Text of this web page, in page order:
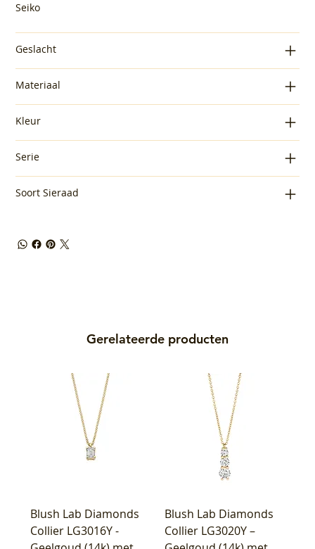
Seiko
Geslacht
Materiaal
Kleur
Serie
Soort Sieraad
Gerelateerde producten
Blush Lab Diamonds
Collier LG3016Y -
Blush Lab Diamonds
Collier LG3020Y –